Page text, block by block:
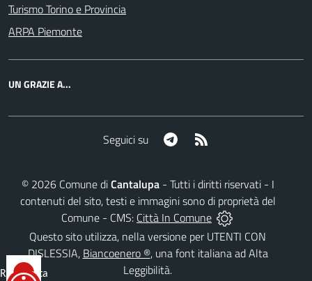
Turismo Torino e Provincia
ARPA Piemonte
UN GRAZIE A...
Seguici su Telegram
© 2026Comune diCantalupa- Tutti i diritti riservati - I
contenuti del sito, testi e immagini sono di proprietà del
Comune - CMS: Città In Comune
Questo sito utilizza, nella versione per UTENTI CON
DISLESSIA, Biancoenero ®, una font italiana ad Alta
Leggibilità.
Reimposta